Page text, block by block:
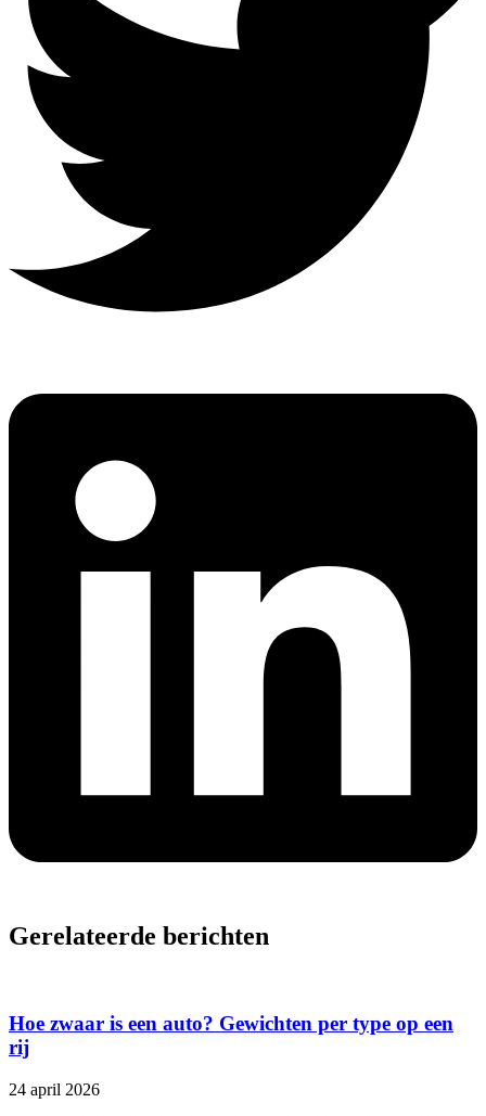
Gerelateerde berichten
Hoe zwaar is een auto? Gewichten per type op een
rij
24 april 2026